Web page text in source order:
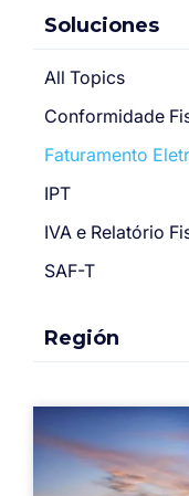
Soluciones
All Topics
Conformidade
Faturamento
IPT
IVA e Relatório
SAF-T
Región